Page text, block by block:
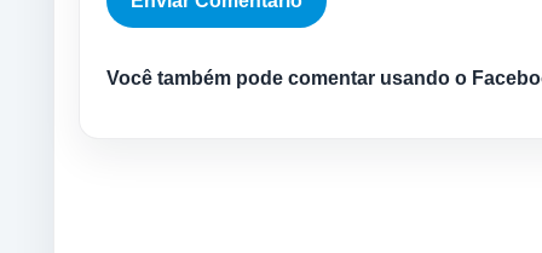
Você também pode comentar usando o